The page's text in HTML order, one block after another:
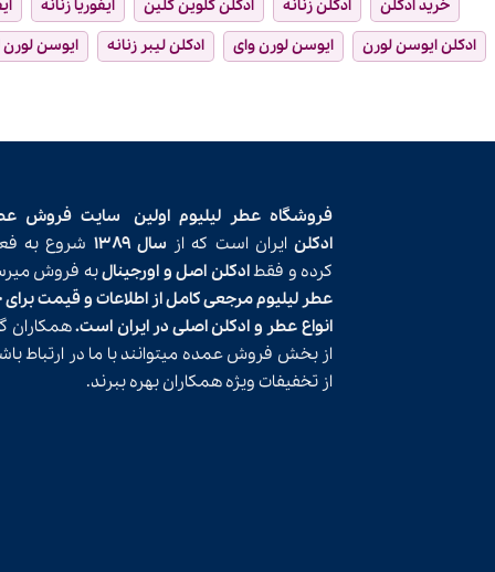
خرید ادکلن ادکلن زنانه ادکلن کلوین کلین ایفوریا زنانه
ادکلن ایوسن لورن
ایوسن لورن وای ادکلن لیبر زنانه ایوسن لورن
فروشگاه عطر لیلیوم اولین
سایت فروش
ادکلنایران است که از سال ۱۳۸۹
شروع به
کرده و فقطادکلن اصل و اورجینالبه فروش
عطر لیلیوم مرجعی کامل از اطلاعات و قیمت برای
انواع عطر و ادکلن اصلی در ایران است.همکاران
از بخش فروش عمده میتوانند با ما در ارتباط
از تخفیفات ویژه همکاران بهره ببرند.